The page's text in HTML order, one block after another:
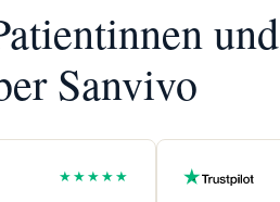
und
Sanvivo
★★★★★